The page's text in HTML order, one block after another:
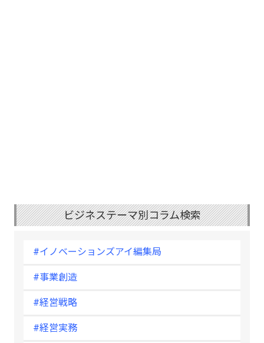
ビジネステーマ別コラム検索
#イノベーションズアイ編集局
#事業創造
#経営戦略
#経営実務